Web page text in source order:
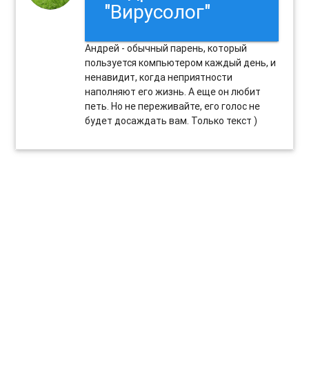
"Вирусолог"
Андрей - обычный парень, который
пользуется компьютером каждый день, и
ненавидит, когда неприятности
наполняют его жизнь. А еще он любит
петь. Но не переживайте, его голос не
будет досаждать вам. Только текст )